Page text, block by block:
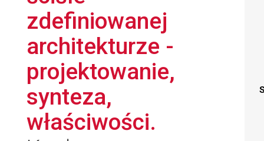
zdefiniowanej
architekturze -
projektowanie,
synteza,
właściwości.